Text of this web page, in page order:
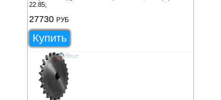
22.85;
27730 РУБ
Купить